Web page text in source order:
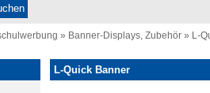
» Banner-Displays, Zubehör » L-
L-Quick Banner